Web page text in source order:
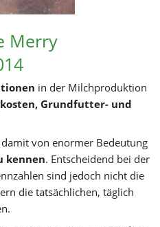
Merry
in der Milchproduktion
Grundfutter- und
von enormer Bedeutung
kennen. Entscheidend bei der
sind jedoch nicht die
die tatsächlichen, täglich